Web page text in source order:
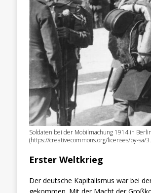
Soldaten bei der Mobilmachung 1914 in
(https://creativecommons.org/licenses/by-sa/
Erster Weltkrieg
Der deutsche Kapitalismus war bei